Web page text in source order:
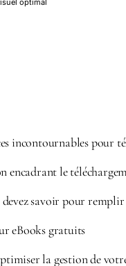
optimal
incontournables pour
encadrant le
devez savoir pour
eBooks gratuits
la gestion de